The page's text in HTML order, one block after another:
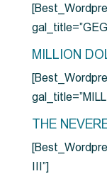
MILLION
THE
III”]